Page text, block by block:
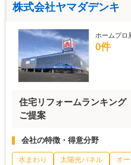
株式会社ヤマダデンキ
ホームプロ
0件
住宅リフォームランキン
ご提案
会社の特徴・得意分野
水まわり 太陽光パネル オ